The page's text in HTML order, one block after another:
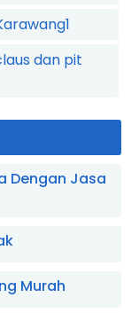
1
dan pit
Dengan Jasa
Murah